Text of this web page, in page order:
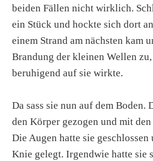
beiden Fällen nicht wirklich.
ein Stück und hockte sich dort
einem Strand am nächsten kam
Brandung der kleinen Wellen
beruhigend auf sie wirkte.
Da sass sie nun auf dem Boden.
den Körper gezogen und mit
Die Augen hatte sie
Knie gelegt. Irgendwie hatte sie